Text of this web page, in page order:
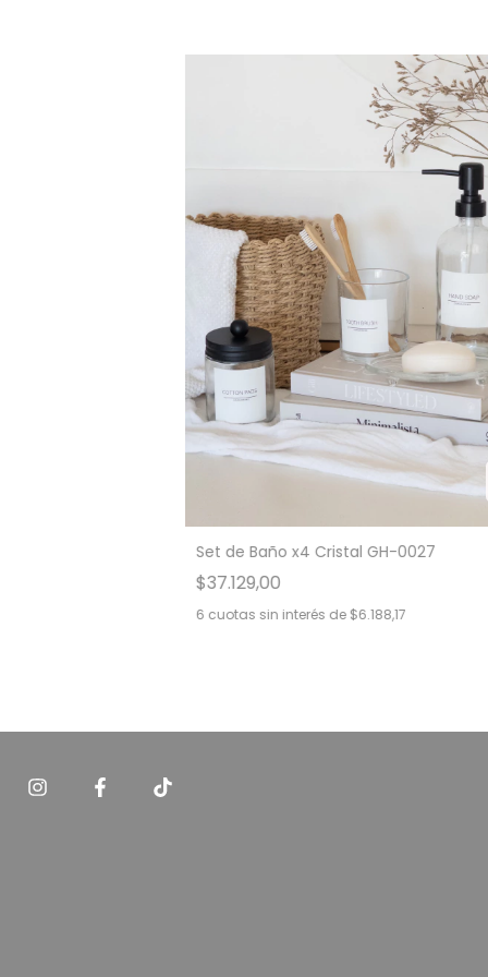
Set de Baño x4 Cristal GH-0027
$37.129,00
6 cuotas sin interés de$6.188,17